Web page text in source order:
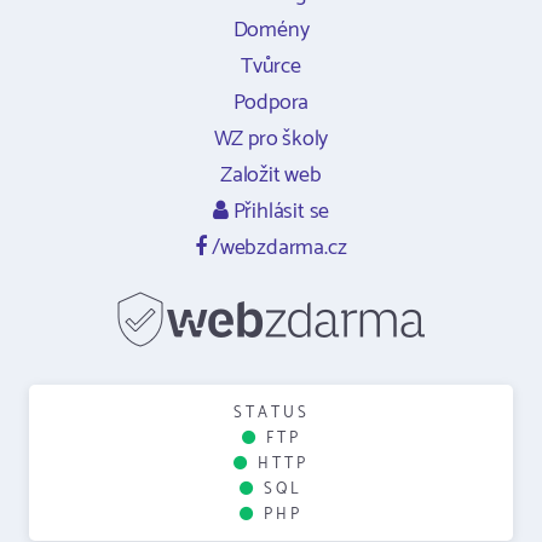
Domény
Tvůrce
Podpora
WZ pro školy
Založit web
Přihlásit se
/webzdarma.cz
STATUS
FTP
HTTP
SQL
PHP